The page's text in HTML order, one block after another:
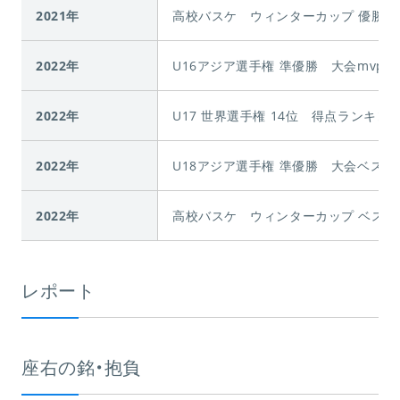
2021年 高校バスケ ウィンターカップ 優勝
2022年 U16アジア選手権 準優勝 大会mvp
2022年 U17 世界選手権 14位 得点ランキン
2022年 U18アジア選手権 準優勝 大会ベスト
2022年 高校バスケ ウィンターカップ ベス
レポート
座右の銘・抱負